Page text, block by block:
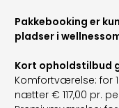
Pakkebooking er
pladser i
Kort
Komfortværelse: for
nætter € 117,00 pr.